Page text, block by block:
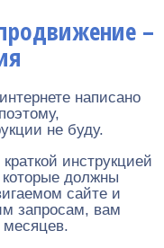
–
написано
не буду.
инструкцией
которые должны
сайте и
запросам, вам